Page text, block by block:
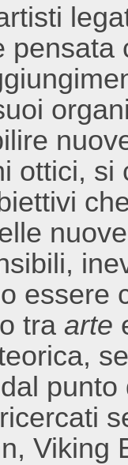
ottici,
essere
traarte
Viking